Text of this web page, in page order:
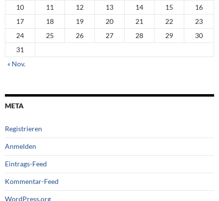
10 11 12 13 14 15
16
17
18 19 20 21 22
23
24
25 26 27 28 29
30
31
« Nov.
META
Registrieren
Anmelden
Eintrags-Feed
Kommentar-Feed
WordPress.org